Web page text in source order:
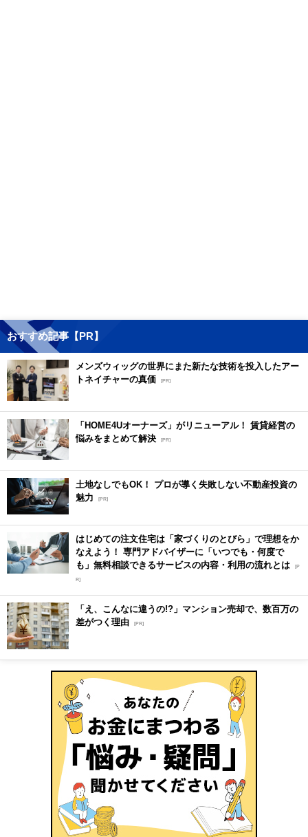
おすすめ記事【PR】
メンズウィッグの世界にまた新たな技術を投入したアー
トネイチャーの真価
[PR]
「HOME4Uオーナーズ」がリニューアル！ 賃貸経営の
悩みをまとめて解決 [PR]
土地なしでもOK！ プロが導く失敗しない不動産投資の
魅力
[PR]
はじめての注文住宅は「家づくりのとびら」で理想をか
なえよう！ 専門アドバイザーに「いつでも・何度で
も」無料相談できるサービスの内容・利用の流れとは [P
R]
「え、こんなに違うの!?」マンション売却で、数百万の
差がつく理由 [PR]